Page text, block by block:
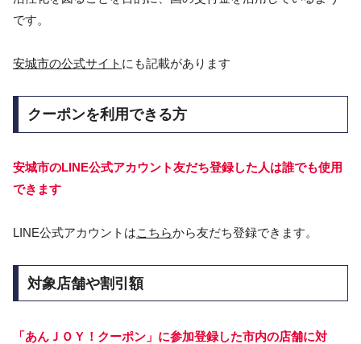
です。
安城市の公式サイト にも記載があります
クーポンを利用できる方
安城市のLINE公式アカウント友だち登録した人は誰でも使用
できます
LINE公式アカウントはこちらから友だち登録できます。
対象店舗や割引額
「あんＪＯＹ！クーポン」に参加登録した市内の店舗に対